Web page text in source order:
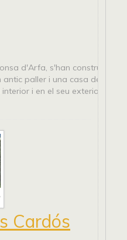
d'Arfa, s'han construït
antic paller i una casa de
i en el seu exterior, amb
Cardós